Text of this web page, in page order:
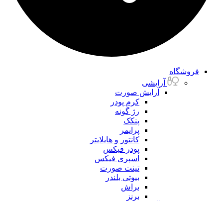
فروشگاه
آرایشی
آرایش صورت
کرم پودر
رژ گونه
پنکک
پرایمر
کانتور و هایلایتر
پودر فیکس
اسپری فیکس
تینت صورت
بیوتی بلندر
براش
برنز